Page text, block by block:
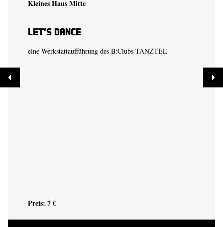
Kleines Haus Mitte
Let’s Dance
eine Werkstattaufführung des B:Clubs TANZTEE
Preis: 7 €